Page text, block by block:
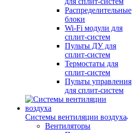
Распределительные
блоки
Wi-Fi модули для
сплит-систем
Пульты ДУ для
сплит-систем
Термостаты для
сплит-систем
Пульты управления
для сплит-систем
Системы вентиляции воздуха
Вентиляторы